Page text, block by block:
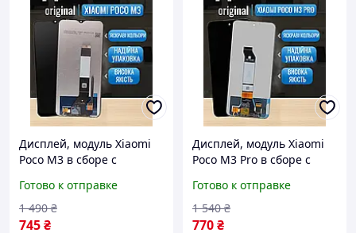
Дисплей, модуль Xiaomi
Poco M3 в сборе с
Ксиоми Поко М3
Готово к отправке
745₴
1 490 ₴
Дисплей, модуль Xiaomi
Poco M3 Pro в сборе с
Ксиоми Поко М3 Про
Готово к отправке
770₴
1 540 ₴